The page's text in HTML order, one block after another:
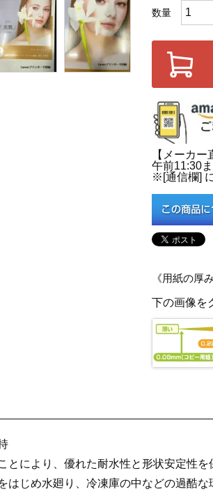
【メーカー
午前11:30
※[通信欄]
《用紙の厚
下の画像
により、優れた耐水性と形状安定性を
じめ水廻り、冷凍庫の中などの過酷な